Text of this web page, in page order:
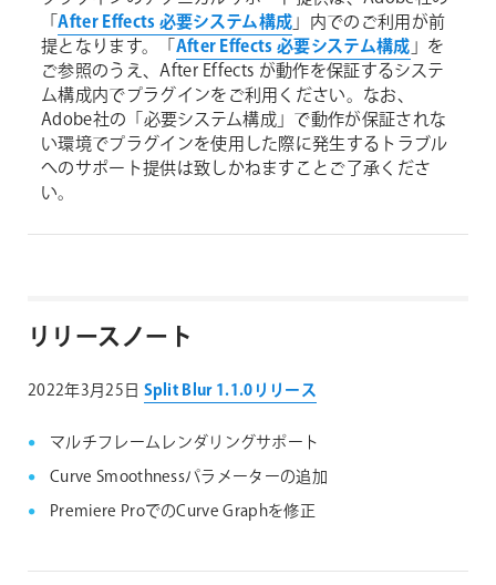
「After Effects 必要システム構成」内でのご利用が前
提となります。「After Effects 必要システム構成 」を
ご参照のうえ、After Effects が動作を保証するシステ
ム構成内でプラグインをご利用ください。なお、
Adobe社の「必要システム構成」で動作が保証されな
い環境でプラグインを使用した際に発生するトラブル
へのサポート提供は致しかねますことご了承くださ
い。
リリースノート
2022年3月25日 Split Blur 1.1.0リリース
マルチフレームレンダリングサポート
Curve Smoothnessパラメーターの追加
Premiere ProでのCurve Graphを修正